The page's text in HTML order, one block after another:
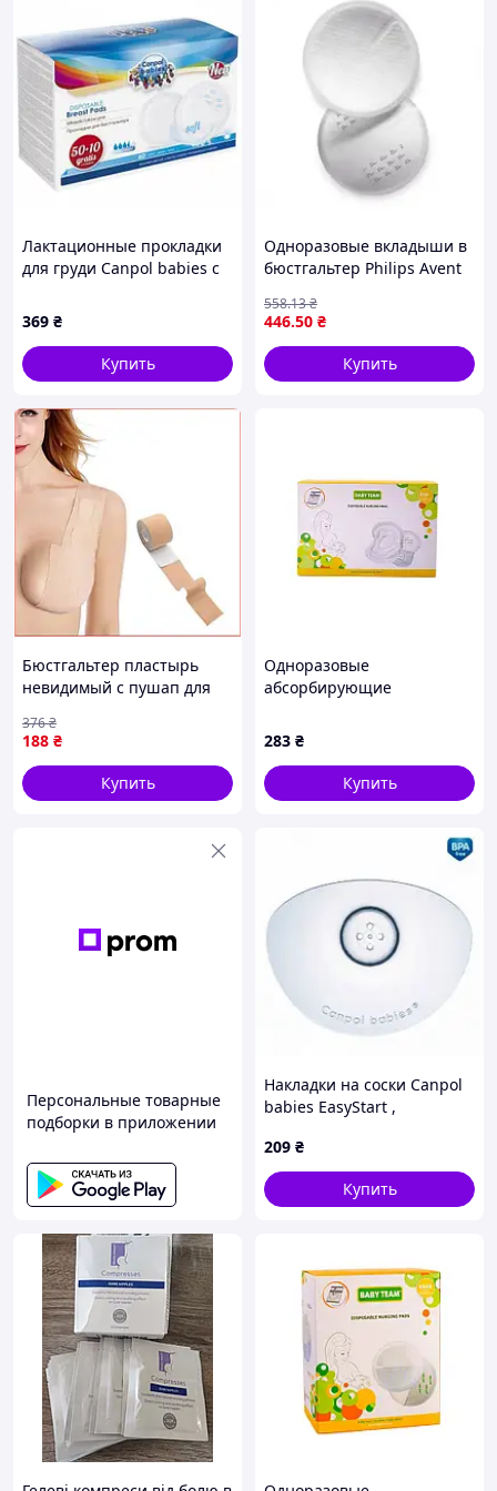
Лактационные прокладки
для груди Canpol babies с
шт.
369 ₴
Купить
Одноразовые вкладыши в
бюстгальтер Philips Avent
446.50 ₴
558.13₴
Купить
Бюстгальтер пластырь
невидимый с пушап для
груди и создания декольте
188 ₴
376₴
Купить
Одноразовые
абсорбирующие
0025, 60 штук
283 ₴
Купить
Персональные товарные
подборки в приложении
Накладки на соски Canpol
babies EasyStart ,
209 ₴
Купить